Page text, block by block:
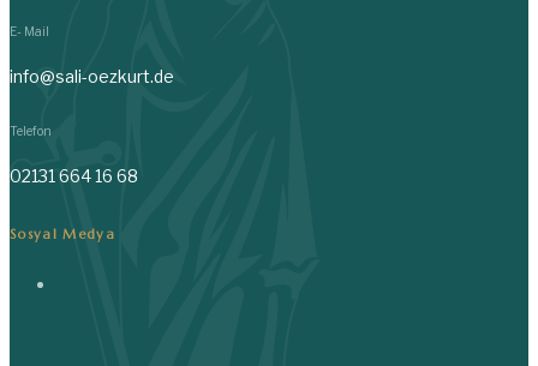
E- Mail
info@sali-oezkurt.de
Telefon
02131 664 16 68
Sosyal Medya